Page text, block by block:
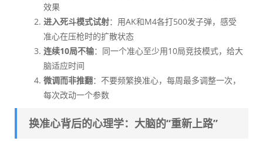
效果
进入死斗模式试射：用AK和M4各打500发子弹，感受
准心在压枪时的扩散状态
连续10局不输：同一个准心至少用10局竞技模式，给大
脑适应时间
微调而非推翻：不要频繁换准心，每周最多调整一次，
每次改动一个参数
换准心背后的心理学：大脑的“重新上路”